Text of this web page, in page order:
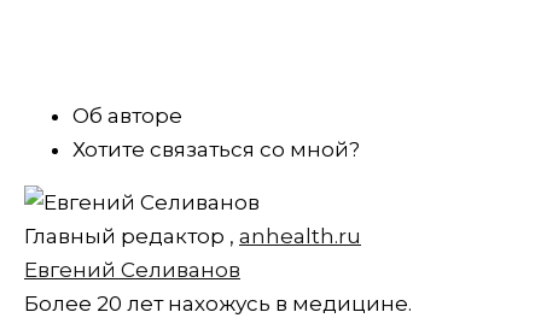
Об авторе
Хотите связаться со мной?
Главный редактор , anhealth.ru
Евгений Селиванов
Более 20 лет нахожусь в медицине.